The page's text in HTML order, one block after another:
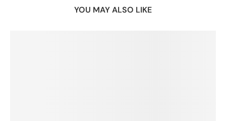
YOU MAY ALSO LIKE